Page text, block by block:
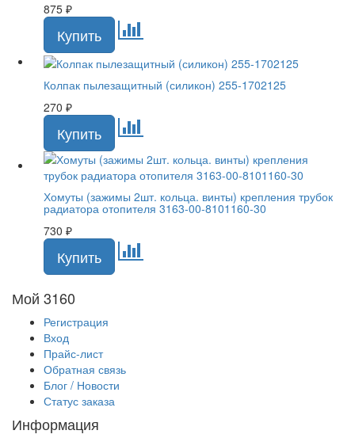
875 ₽
Колпак пылезащитный (силикон) 255-1702125
270 ₽
Хомуты (зажимы 2шт. кольца. винты) крепления трубок
радиатора отопителя 3163-00-8101160-30
730 ₽
Мой 3160
Регистрация
Вход
Прайс-лист
Обратная связь
Блог / Новости
Статус заказа
Информация